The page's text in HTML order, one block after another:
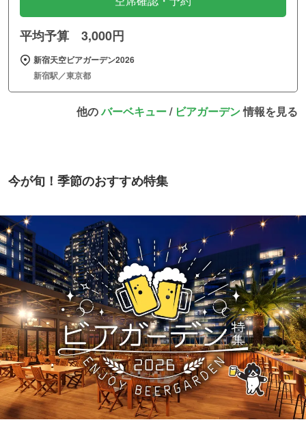
平均予算 3,000円
新宿天空ビアガーデン2026
新宿駅／東京都
他のバーベキュー/ ビアガーデン情報を見る
今が旬！季節のおすすめ特集